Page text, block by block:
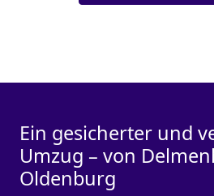
Ein gesicherter und
Umzug – von
Oldenburg